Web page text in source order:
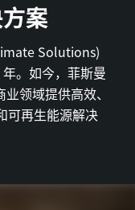
案
Solutions)
。如今，菲斯曼
领域提供高效、
可再生能源解决